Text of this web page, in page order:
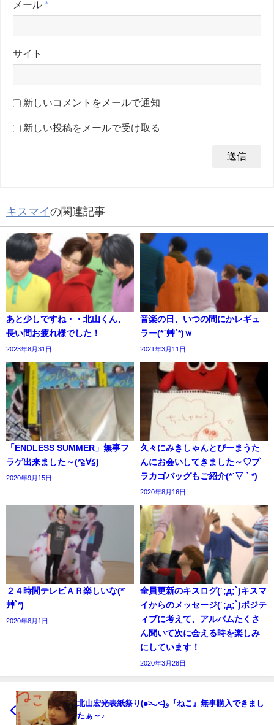
メール *
サイト
新しいコメントをメールで通知
新しい投稿をメールで受け取る
キスマイの関連記事
あと少しですね・・北山くん、
長い間お疲れ様でした！
2023年8月31日
音楽の日、いつの間にかレギュ
ラー(*ˊ艸`*)ｗ
2021年3月11日
「ENDLESS SUMMER」無事フ
ラゲ出来ました～(*≧∀≦)
2020年9月15日
久々にみきしゃんとぴーまうた
んにお会いしてきました～♡プ
ラカゴバッグもご紹介(*ˊ▽ ` *)
2020年8月16日
２４時間テレビＡＲ楽しいな(*ˊ
艸`*)
2020年8月1日
全員更新のキスログ(ˊ;д;`)キスマ
イからのメッセージ(ˊ;д;`)ポジテ
ィブに考えて、アルバムたくさ
ん聞いて次に会える時を楽しみ
にしています！
2020年3月28日
北山宏光表紙祭り(๑˃̵ᴗ˂̵)و『ねこ』無事購入できまし
たぁ～♪